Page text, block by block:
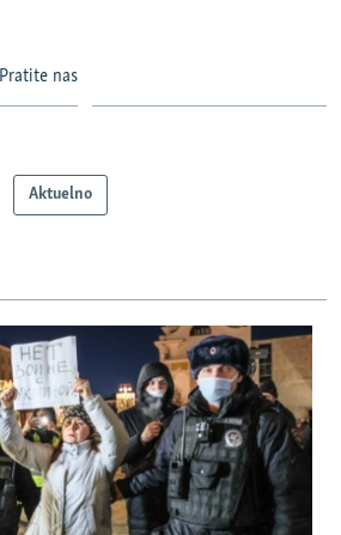
Pratite nas
Aktuelno